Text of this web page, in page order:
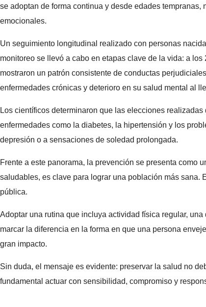
se adoptan de forma continua y desde edades
emocionales.
Un seguimiento longitudinal realizado con personas
monitoreo se llevó a cabo en etapas clave de la vida: a
mostraron un patrón consistente de conductas
enfermedades crónicas y deterioro en su salud mental al
Los científicos determinaron que las elecciones
enfermedades como la diabetes, la hipertensión y los
depresión o a sensaciones de soledad prolongada.
Frente a este panorama, la prevención se presenta como
saludables, es clave para lograr una población más sana.
pública.
Adoptar una rutina que incluya actividad física regular,
marcar la diferencia en la forma en que una persona
gran impacto.
Sin duda, el mensaje es evidente: preservar la salud no
fundamental actuar con sensibilidad, compromiso y